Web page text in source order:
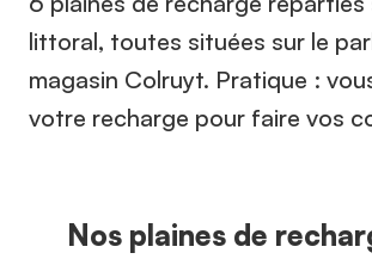
littoral, toutes situées sur le
magasin Colruyt. Pratique :
votre recharge pour faire vos
Nos plaines de